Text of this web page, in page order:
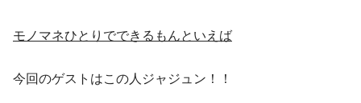
モノマネひとりでできるもんといえば
今回のゲストはこの人 ジャジュン！！